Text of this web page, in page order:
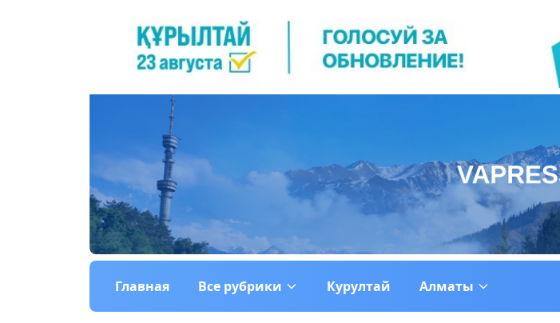
Главная Все рубрики Курултай Алматы